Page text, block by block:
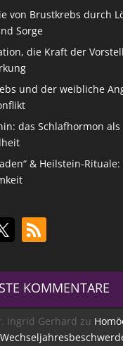
von Brustkrebs durch
Sorge
die Kraft der
und der weibliche
das Schlafhormon als
& Heilstein-
KOMMENTARE
Ingrid Gerhard zu